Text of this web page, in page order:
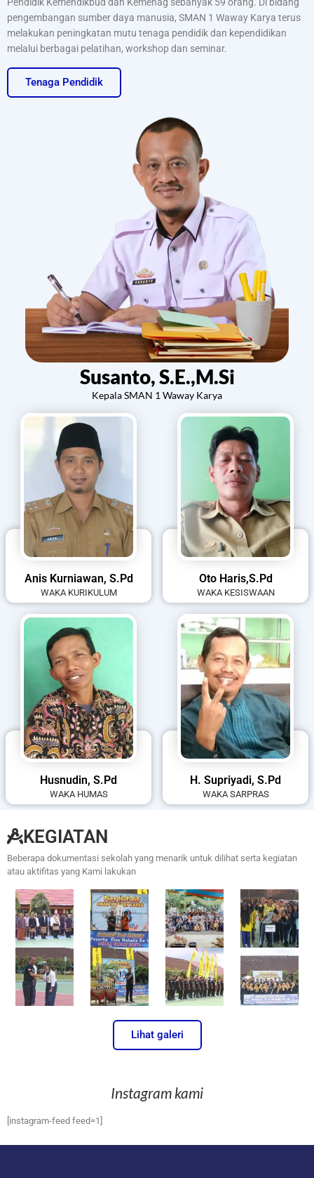
pengembangan sumber daya manusia, SMAN 1 Waway Karya terus
melakukan peningkatan mutu tenaga pendidik dan kependidikan
melalui berbagai pelatihan, workshop dan seminar.
Tenaga Pendidik
Susanto, S.E.,M.Si
Kepala SMAN 1 Waway Karya
Anis Kurniawan, S.Pd
WAKA KURIKULUM
Oto Haris,S.Pd
WAKA KESISWAAN
Husnudin, S.Pd
WAKA HUMAS
H. Supriyadi, S.Pd
WAKA SARPRAS
KEGIATAN
Beberapa dokumentasi sekolah yang menarik untuk dilihat serta kegiatan
atau aktifitas yang Kami lakukan
Lihat galeri
Instagram kami
[instagram-feed feed=1]